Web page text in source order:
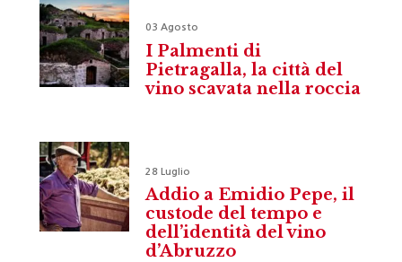
03 Agosto
I Palmenti di
Pietragalla, la città del
vino scavata nella roccia
28 Luglio
Addio a Emidio Pepe, il
custode del tempo e
dell’identità del vino
d’Abruzzo